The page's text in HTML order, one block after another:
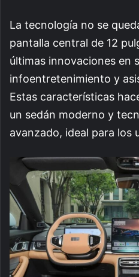
La tecnología no se
pantalla central de 12
últimas innovaciones en
infoentretenimiento y
Estas características
un sedán moderno y
avanzado, ideal para los